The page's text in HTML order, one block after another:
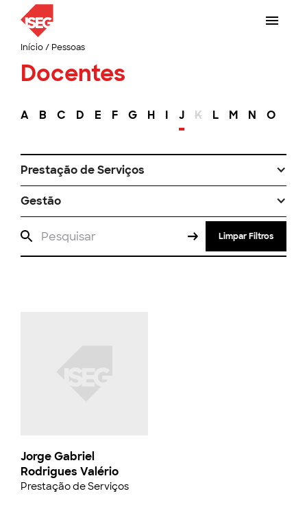
Início/ Pessoas
Docentes
A B C D E F G H I J K L M N O
Prestação de Serviços
Gestão
Limpar Filtros
Jorge Gabriel
Rodrigues Valério
Prestação de Serviços